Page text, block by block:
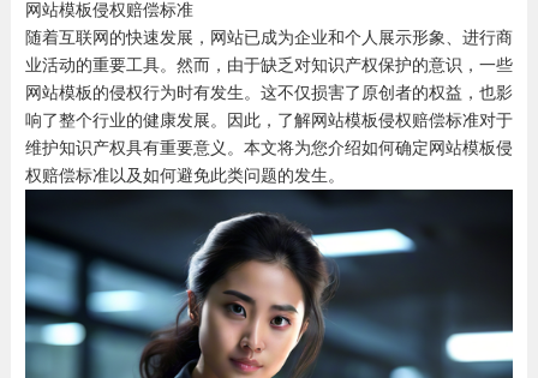
网站模板侵权赔偿标准
随着互联网的快速发展，网站已成为企业和个人展示形象、进行商
业活动的重要工具。然而，由于缺乏对知识产权保护的意识，一些
网站模板的侵权行为时有发生。这不仅损害了原创者的权益，也影
响了整个行业的健康发展。因此，了解网站模板侵权赔偿标准对于
维护知识产权具有重要意义。本文将为您介绍如何确定网站模板侵
权赔偿标准以及如何避免此类问题的发生。